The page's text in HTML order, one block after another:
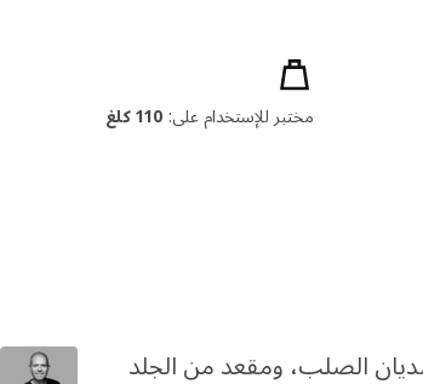
مختبر للإستخدام على: 110 كلغ
الصلب، ومقعد من الجلد